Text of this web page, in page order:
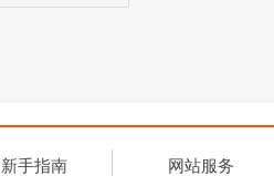
新手指南 网站服务